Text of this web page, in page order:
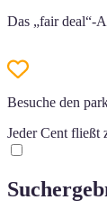
Das „fair deal“-
Besuche den
Jeder Cent fließt